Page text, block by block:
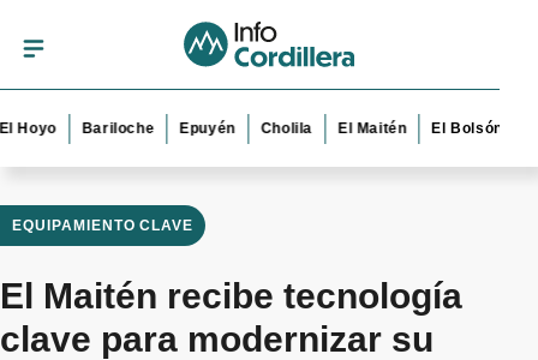
Bariloche Epuyén Cholila El Maitén El Bolsón Esquel
EQUIPAMIENTO CLAVE
El Maitén recibe tecnología
clave para modernizar su